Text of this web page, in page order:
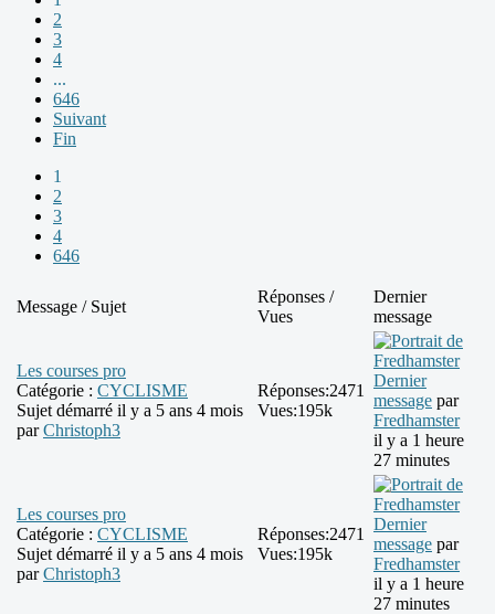
2
3
4
...
646
Suivant
Fin
1
2
3
4
646
Message / Sujet
Réponses /
Vues
Dernier
message
Les courses pro
Catégorie : CYCLISME
Sujet démarré il y a 5 ans 4 mois
parChristoph3
Réponses:2471
Vues:195k
Dernier
message par
Fredhamster
il y a 1 heure
27 minutes
Les courses pro
Catégorie : CYCLISME
Sujet démarré il y a 5 ans 4 mois
parChristoph3
Réponses:2471
Vues:195k
Dernier
message par
Fredhamster
il y a 1 heure
27 minutes